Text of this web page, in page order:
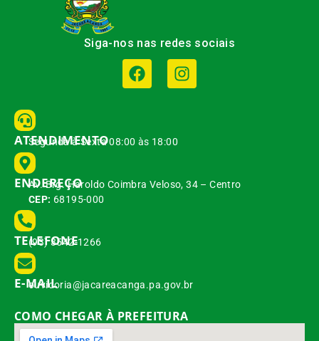
Siga-nos nas redes sociais
ATENDIMENTO
Segunda à Sexta 08:00 às 18:00
ENDEREÇO
Av. Brg. Haroldo Coimbra Veloso, 34 – Centro
CEP: 68195-000
TELEFONE
(93) 3542-1266
E-MAIL
ouvidoria@jacareacanga.pa.gov.br
COMO CHEGAR À PREFEITURA